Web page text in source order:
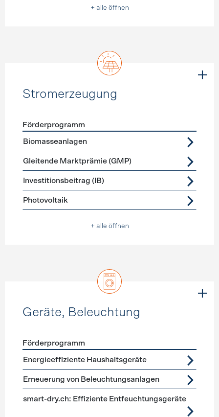
+ alle öffnen
Stromerzeugung
Förderprogramme
Förderprogramm
Biomasseanlagen
Gleitende Marktprämie (GMP)
Investitionsbeitrag (IB)
Photovoltaik
+ alle öffnen
Geräte, Beleuchtung
Förderprogramme Geräte, Beleuchtung
Förderprogramm
Energieeffiziente Haushaltsgeräte
Erneuerung von Beleuchtungsanlagen
smart-dry.ch: Effiziente Entfeuchtungsgeräte